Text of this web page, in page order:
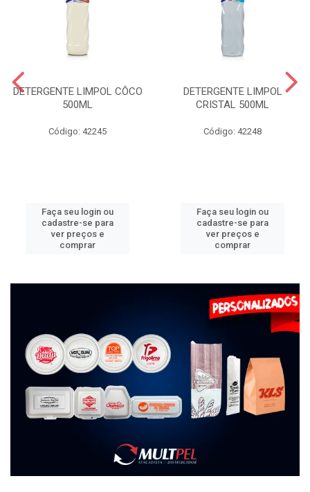
DETERGENTE LIMPOL CÔCO
500ML
Código: 42245
Faça seu login ou
cadastre-se para
ver preços e
comprar
DETERGENTE LIMPOL
CRISTAL 500ML
Código: 42248
Faça seu login ou
cadastre-se para
ver preços e
comprar